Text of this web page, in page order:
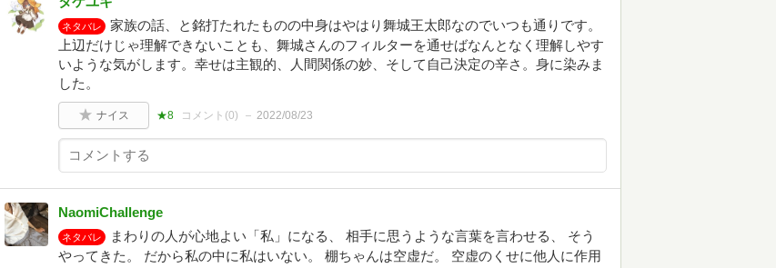
ネタバレ
家族の話、と銘打たれたものの中身はやはり舞城王太郎なのでいつも通りです。
上辺だけじゃ理解できないことも、舞城さんのフィルターを通せばなんとなく理解しやす
いような気がします。幸せは主観的、人間関係の妙、そして自己決定の辛さ。身に染みま
した。
ナイス ★8 コメント(0) 2022/08/23
NaomiChallenge
ネタバレ
まわりの人が心地よい「私」になる、 相手に思うような言葉を言わせる、 そう
やってきた。 だから私の中に私はいない。 棚ちゃんは空虚だ。 空虚のくせに他人に作用